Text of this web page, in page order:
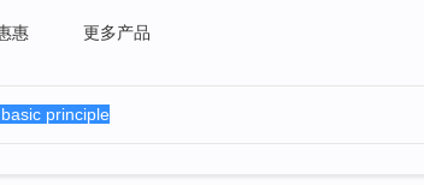
惠 更多产品